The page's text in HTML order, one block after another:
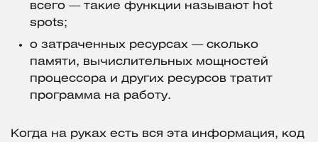
всего — такие функции называют hot
spots;
о затраченных ресурсах — сколько
памяти, вычислительных мощностей
процессора и других ресурсов тратит
программа на работу.
Когда на руках есть вся эта информация, код